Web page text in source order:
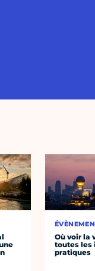
Où voir la
toutes les
pratiques